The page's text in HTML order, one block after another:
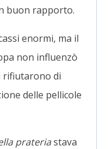
buon rapporto.
enormi, ma il
non influenzò
rifiutarono di
delle pellicole
prateriastava